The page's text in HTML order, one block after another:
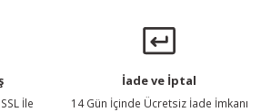
İle
İade ve İptal
14 Gün İçinde Ücretsiz İade İmkanı